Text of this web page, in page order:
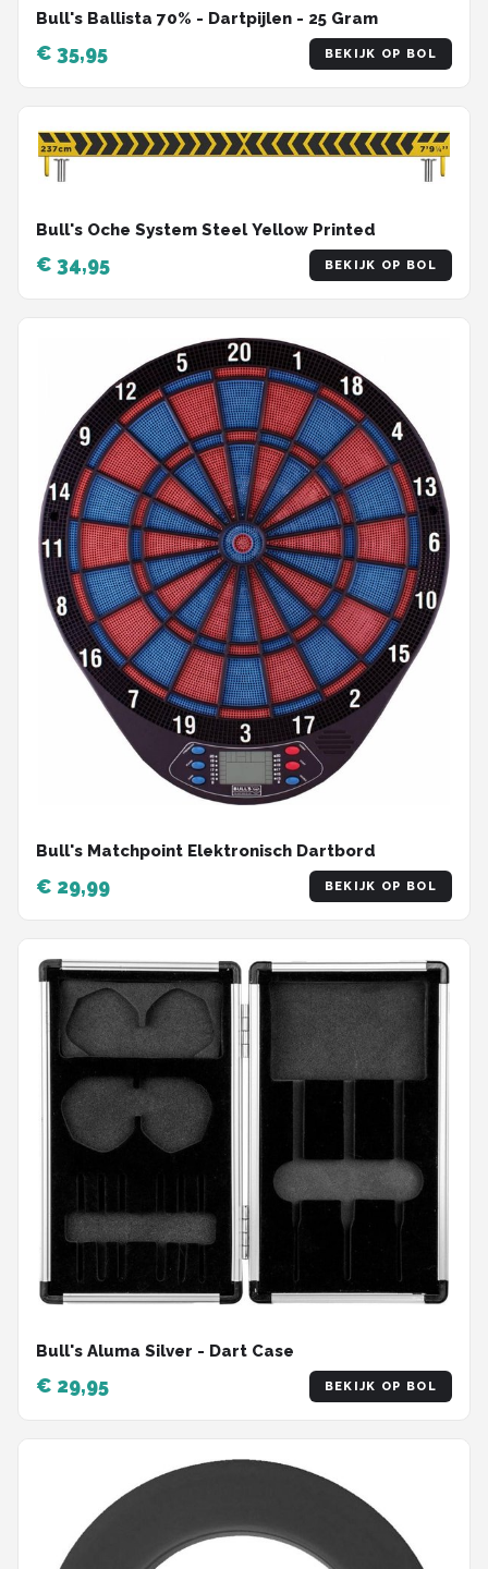
Bull's Ballista 70% - Dartpijlen - 25 Gram
€ 35,95 BEKIJK OP BOL
Bull's Oche System Steel Yellow Printed
€ 34,95 BEKIJK OP BOL
Bull's Matchpoint Elektronisch Dartbord
€ 29,99 BEKIJK OP BOL
Bull's Aluma Silver - Dart Case
€ 29,95 BEKIJK OP BOL